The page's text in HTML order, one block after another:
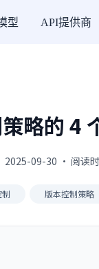
型 API提供商
略的 4
09-30 · 阅读
版本控制策略